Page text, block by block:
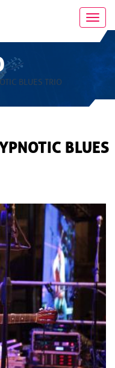
BLUES TRIO
BLUES